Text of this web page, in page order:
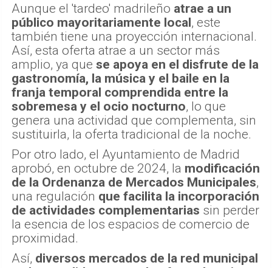
Aunque el 'tardeo' madrileño atrae a un
público mayoritariamente local, este
también tiene una proyección internacional.
Así, esta oferta atrae a un sector más
amplio, ya que se apoya en el disfrute de la
gastronomía, la música y el baile en la
franja temporal comprendida entre la
sobremesa y el ocio nocturno, lo que
genera una actividad que complementa, sin
sustituirla, la oferta tradicional de la noche.
Por otro lado, el Ayuntamiento de Madrid
aprobó, en octubre de 2024, la modificación
de la Ordenanza de Mercados Municipales,
una regulación que facilita la incorporación
de actividades complementarias sin perder
la esencia de los espacios de comercio de
proximidad.
Así, diversos mercados de la red municipal